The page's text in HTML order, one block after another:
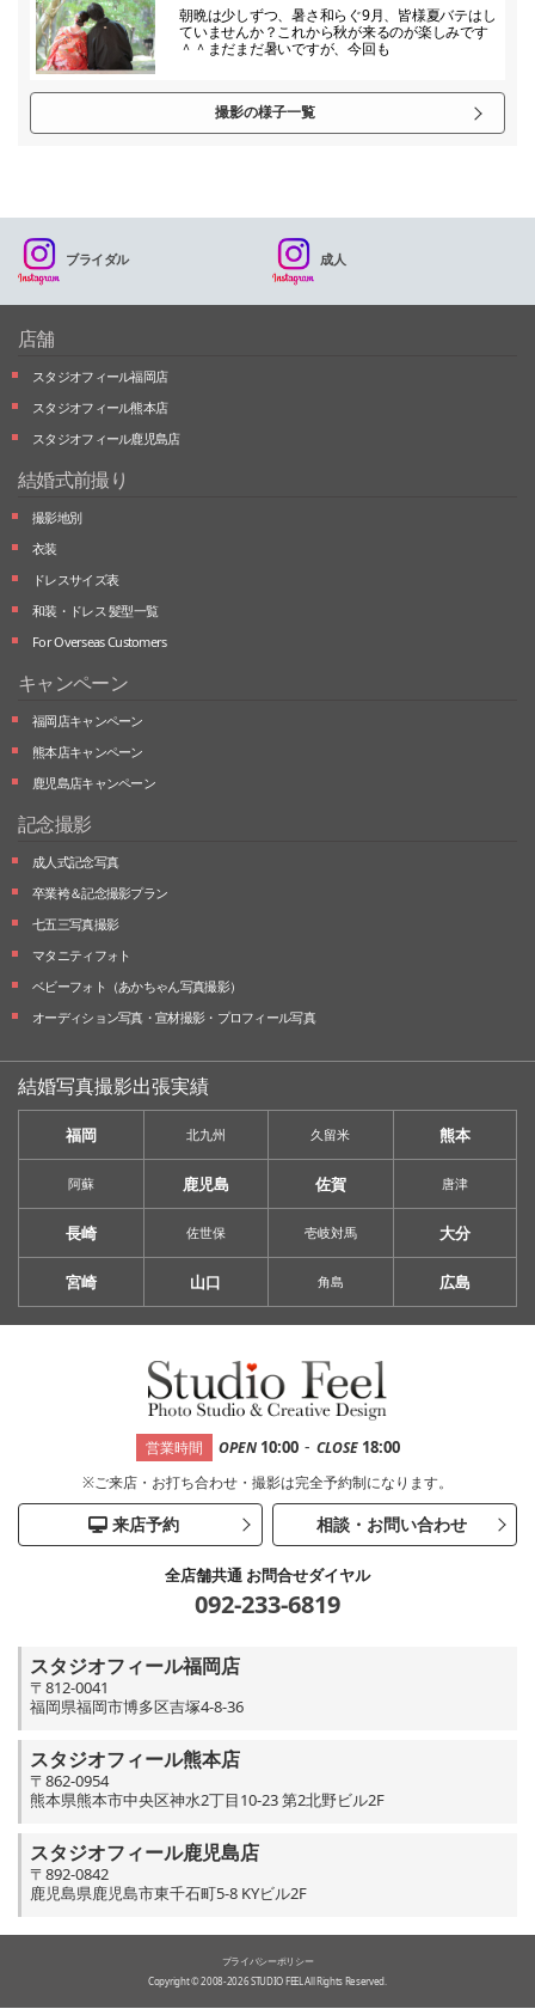
朝晩は少しずつ、暑さ和らぐ9月、皆様夏バテはし
ていませんか？これから秋が来るのが楽しみです
＾＾まだまだ暑いですが、今回も
撮影の様子一覧
ブライダル 成人
店舗
スタジオフィール福岡店
スタジオフィール熊本店
スタジオフィール鹿児島店
結婚式前撮り
撮影地別
衣装
ドレスサイズ表
和装・ドレス 髪型一覧
For Overseas Customers
キャンペーン
福岡店キャンペーン
熊本店キャンペーン
鹿児島店キャンペーン
記念撮影
成人式記念写真
卒業袴＆記念撮影プラン
七五三写真撮影
マタニティフォト
ベビーフォト （あかちゃん写真撮影）
オーディション写真・ 宣材撮影・ プロフィール写真
結婚写真撮影出張実績
福岡 北九州 久留米 熊本
阿蘇 鹿児島 佐賀 唐津
長崎 佐世保 壱岐対馬 大分
宮崎 山口 角島 広島
営業時間 OPEN 10:00 - CLOSE 18:00
※ご来店・お打ち合わせ・撮影は完全予約制になります。
来店予約 相談・お問い合わせ
全店舗共通 お問合せダイヤル
092-233-6819
スタジオフィール福岡店
〒812-0041
福岡県福岡市博多区吉塚4-8-36
スタジオフィール熊本店
〒862-0954
熊本県熊本市中央区神水2丁目10-23 第2北野ビル2F
スタジオフィール鹿児島店
〒892-0842
鹿児島県鹿児島市東千石町5-8 KYビル2F
プライバシーポリシー
Copyright © 2008-2026 STUDIO FEEL All Rights Reserved.